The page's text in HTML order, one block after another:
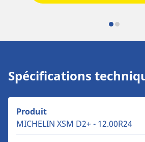
Spécifications
Produit
MICHELIN XSM D2+ - 12.00R24